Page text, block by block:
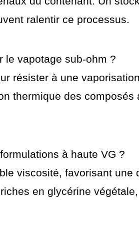
ralentir ce processus.
le vapotage sub-ohm ?
résister à une
thermique des composés
à haute VG ?
viscosité, favorisant une
en glycérine